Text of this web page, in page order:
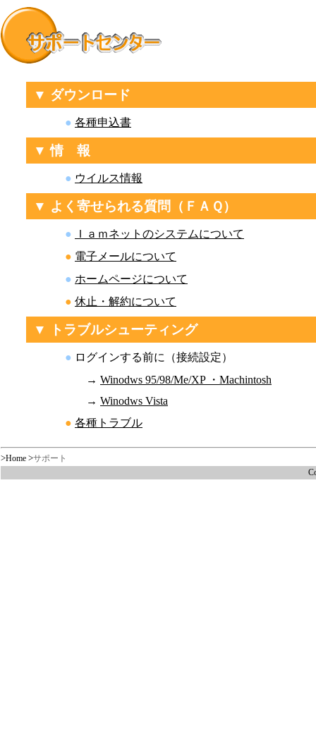
▼ ダウンロード
● 各種申込書
▼ 情 報
● ウイルス情報
▼ よく寄せられる質問（ＦＡＱ）
●
Ｉａｍネットのシステムについて
● 電子メールについて
● ホームページについて
● 休止・解約について
▼ トラブルシューティング
● ログインする前に（接続設定）
→ Winodws 95/98/Me/XP ・Machintosh
→ Winodws Vista
● 各種トラブル
>Home >サポート